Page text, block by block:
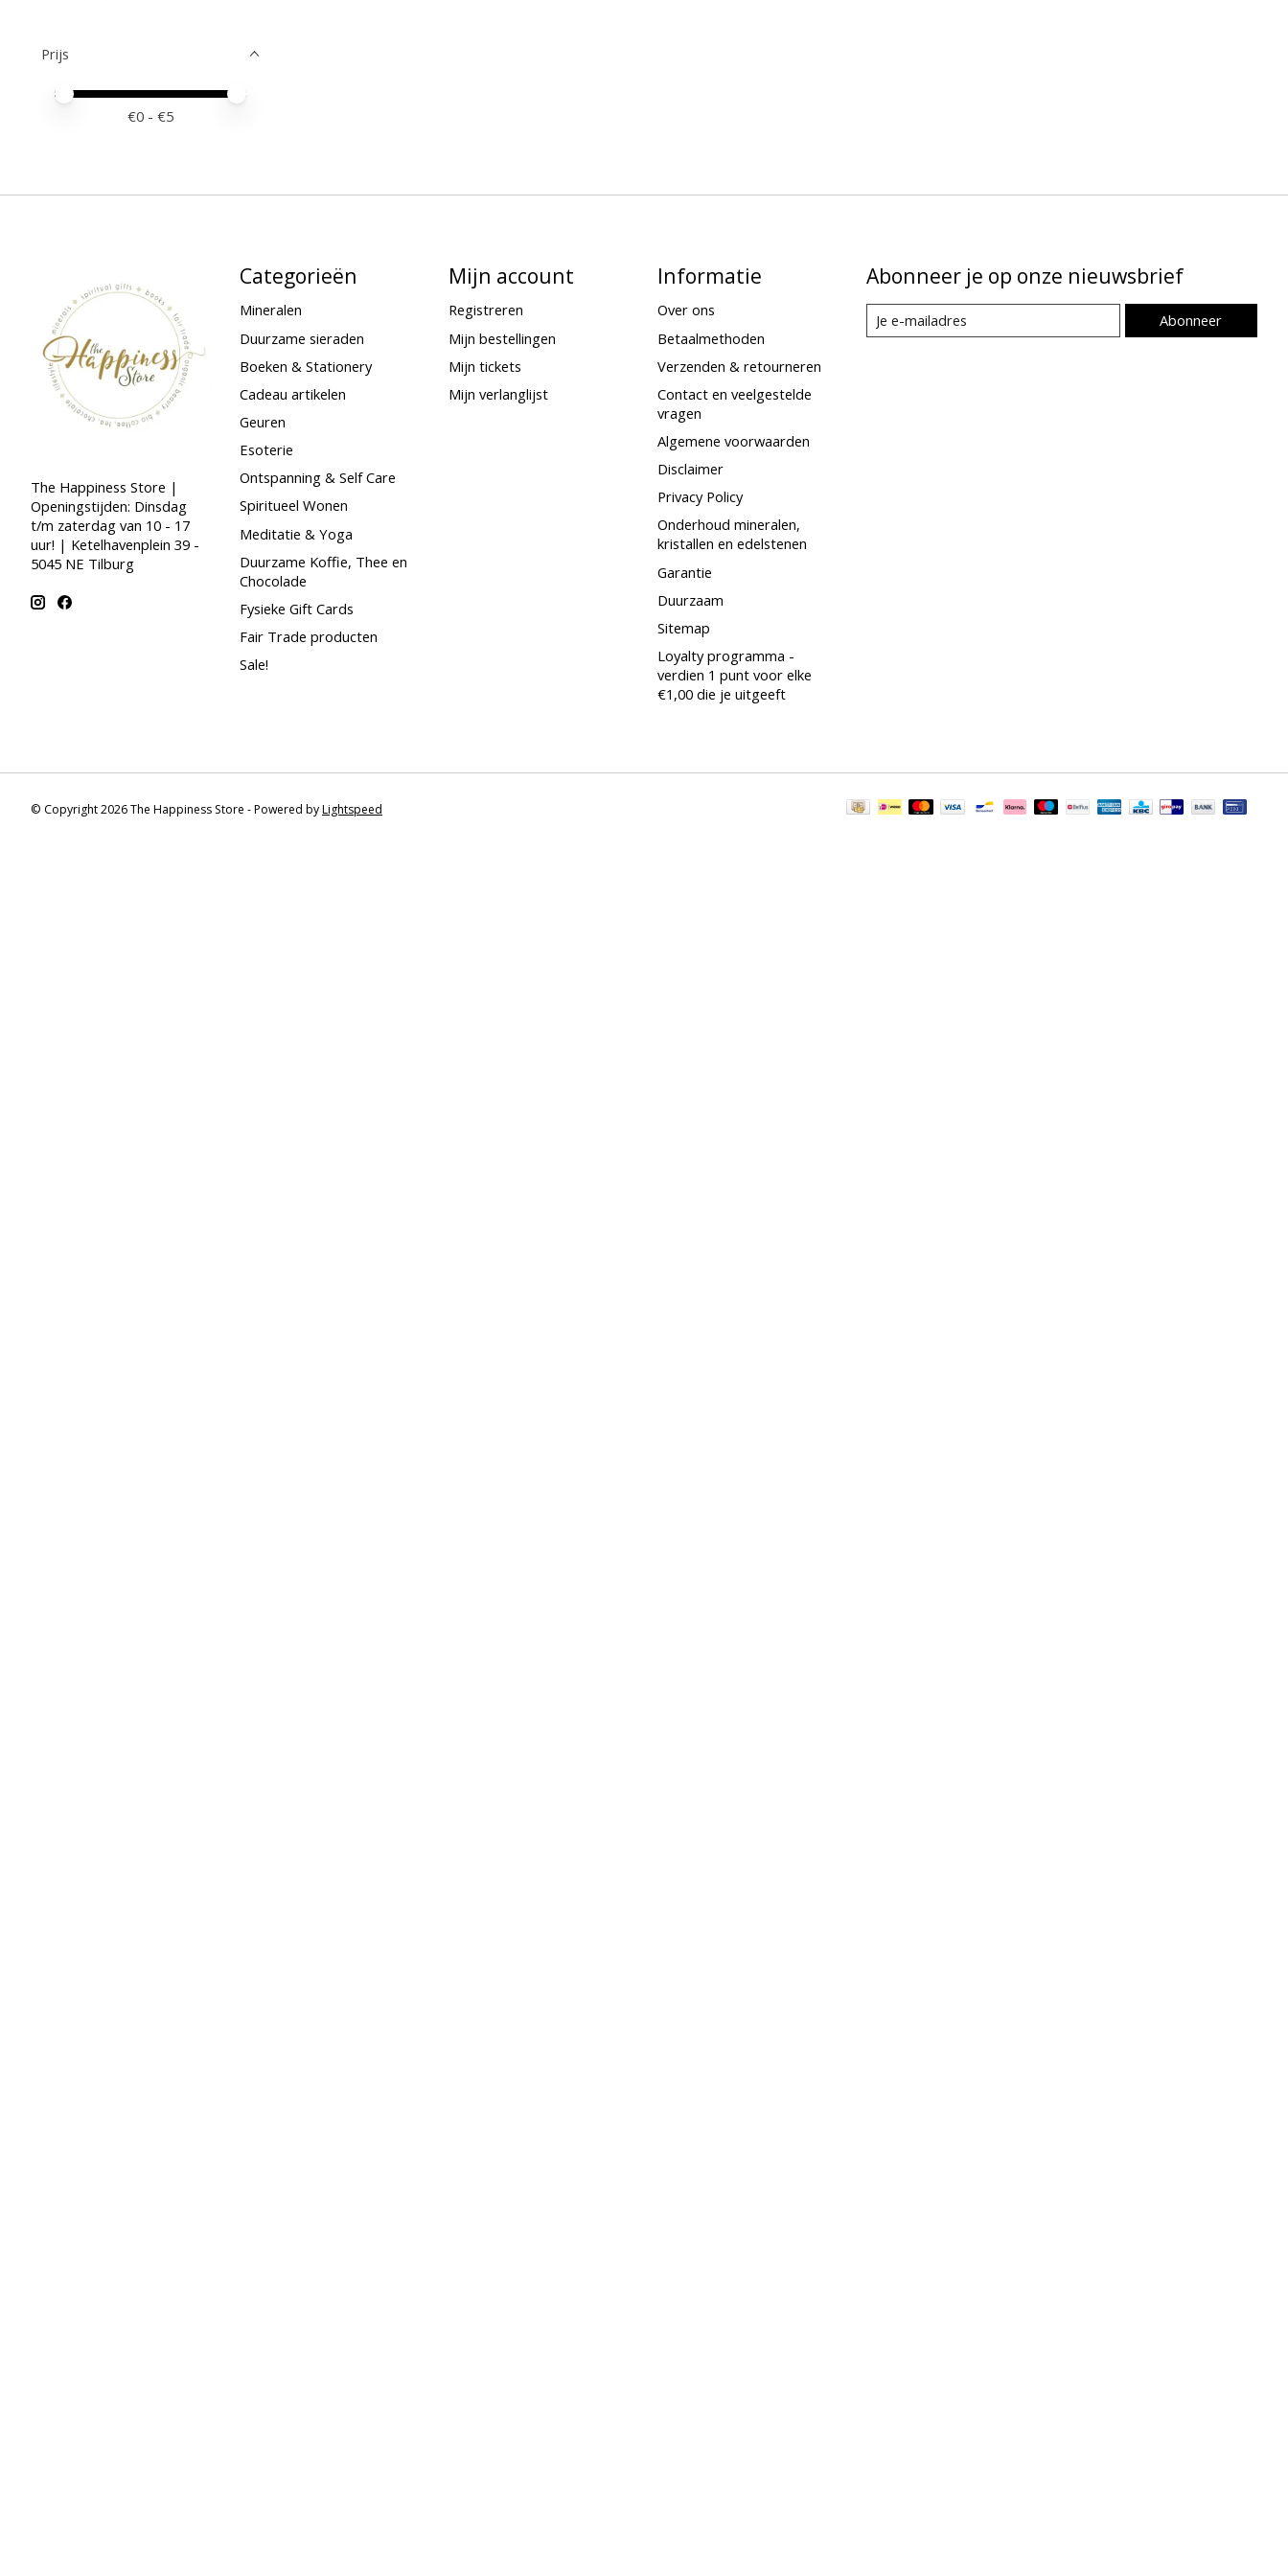
Prijs
Minimale prijswaarde
Price maximum value
€0 - €5
The Happiness Store |
Openingstijden: Dinsdag
t/m zaterdag van 10 - 17
uur! | Ketelhavenplein 39 -
5045 NE Tilburg
Categorieën
Mineralen
Duurzame sieraden
Boeken & Stationery
Cadeau artikelen
Geuren
Esoterie
Ontspanning & Self Care
Spiritueel Wonen
Meditatie & Yoga
Duurzame Koffie, Thee en
Chocolade
Fysieke Gift Cards
Fair Trade producten
Sale!
Mijn account
Registreren
Mijn bestellingen
Mijn tickets
Mijn verlanglijst
Informatie
Over ons
Betaalmethoden
Verzenden & retourneren
Contact en veelgestelde
vragen
Algemene voorwaarden
Disclaimer
Privacy Policy
Onderhoud mineralen,
kristallen en edelstenen
Garantie
Duurzaam
Sitemap
Loyalty programma -
verdien 1 punt voor elke
€1,00 die je uitgeeft
Abonneer je op onze nieuwsbrief
Abonneer
© Copyright 2026 The Happiness Store - Powered byLightspeed